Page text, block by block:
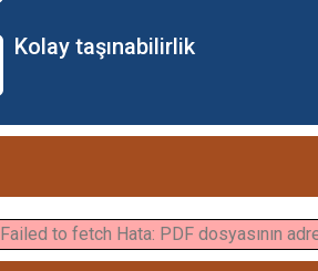
Kolay taşınabilirlik
Failed to fetch Hata: PDF dosyasının